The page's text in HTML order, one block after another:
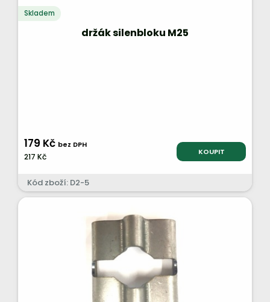
Skladem
držák silenbloku M25
179 Kč bez DPH
217 Kč KOUPIT
Kód zboží: D2-5